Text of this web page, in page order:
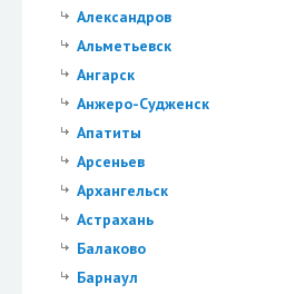
Александров
Альметьевск
Ангарск
Анжеро-Судженск
Апатиты
Арсеньев
Архангельск
Астрахань
Балаково
Барнаул